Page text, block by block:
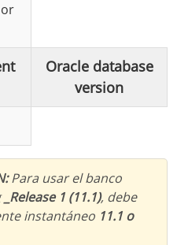
Oracle database
version
Para usar el banco
_Release 1 (11.1), debe
instantáneo 11.1 o